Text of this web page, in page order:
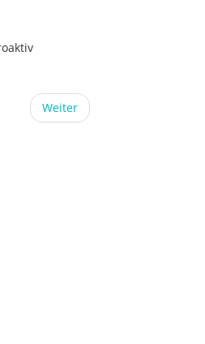
Weiter